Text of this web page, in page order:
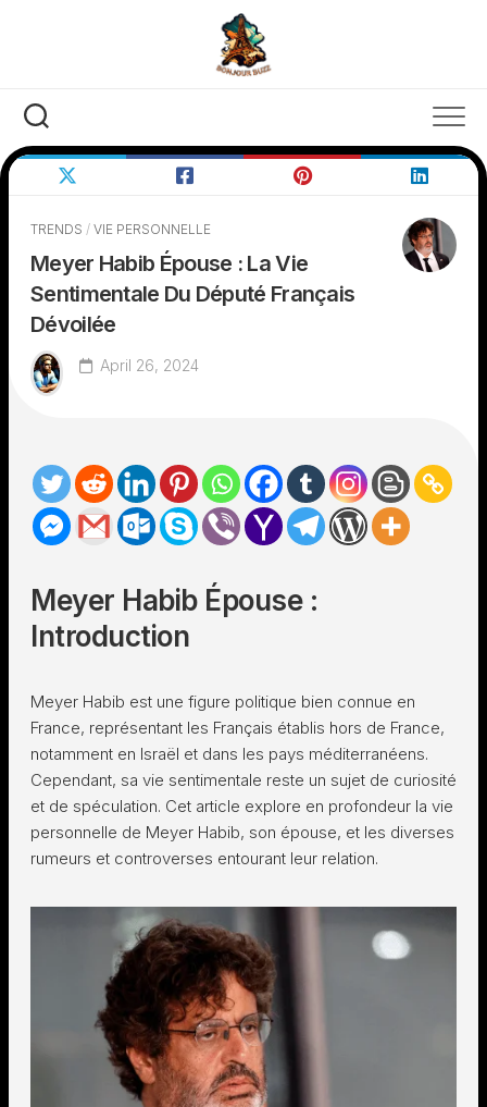
TRENDS / VIE PERSONNELLE
Meyer Habib Épouse : La Vie
Sentimentale Du Député Français
Dévoilée
April 26, 2024
Meyer Habib Épouse :
Introduction
Meyer Habib est une figure politique bien connue en
France, représentant les Français établis hors de France,
notamment en Israël et dans les pays méditerranéens.
Cependant, sa vie sentimentale reste un sujet de curiosité
et de spéculation. Cet article explore en profondeur la vie
personnelle de Meyer Habib, son épouse, et les diverses
rumeurs et controverses entourant leur relation.